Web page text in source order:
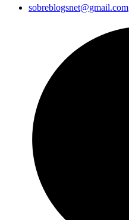
sobreblogsnet@gmail.com